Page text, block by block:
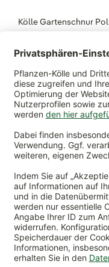
Kölle Gartenschnur
4,29 €*